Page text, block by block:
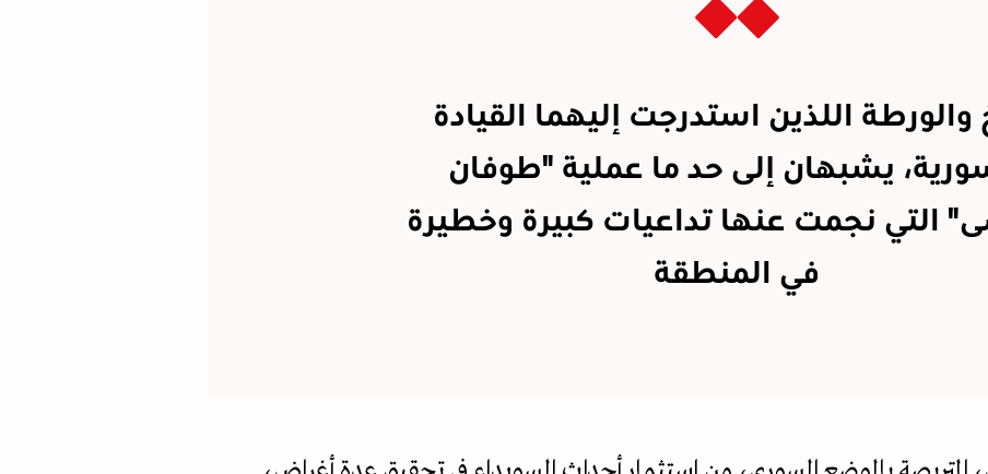
والورطة اللذين استدرجت إليهما القيادة
يشبهان إلى حد ما عملية "طوفان
التي نجمت عنها تداعيات كبيرة وخطيرة
في المنطقة